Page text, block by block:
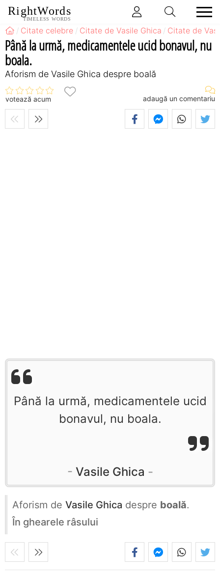
RightWords
TIMELESS WORDS
Citate celebre Citate de Vasile Ghica Citate de
Până la urmă, medicamentele ucid bonavul, nu
boala.
Aforism de Vasile Ghica despre boală
votează acum adaugă un comentariu
Până la urmă, medicamentele ucid
bonavul, nu boala.
Vasile Ghica
Aforism de Vasile Ghica despre boală.
În ghearele râsului